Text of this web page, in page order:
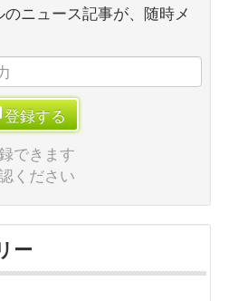
ニュース記事が、随時メ
登録する
できます
ください
ー